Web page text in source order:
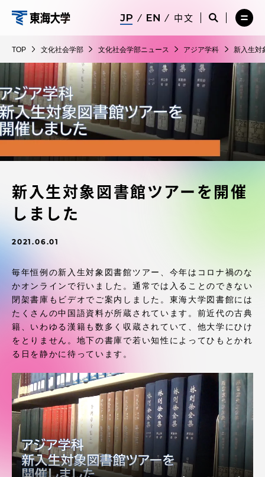
に
ス
キ
ッ
化
社
学
部
中文
サ
検
索
サ
イ
索
を
閉
じ
る
メ
ー
を
開
TOP 文化社会学部 文化社会学部ニュース アジア学科 新入生対
新入生対象図書館ツアーを開催
しました
2021.06.01
毎年恒例の新入生対象図書館ツアー、今年はコロナ禍のな
かオンラインで行いました。通常では入ることのできない
閉架書庫もビデオでご案内しました。東海大学図書館には
たくさんの中国語資料が所蔵されています。前近代の古典
籍、いわゆる漢籍も数多く収蔵されていて、他大学にひけ
をとりません。地下の書庫で若い知性によってひもとかれ
る日を静かに待っています。
メ
ニ
を
閉
じ
る
在学生・保護者向けポータル（TIPS）
受験・入学案内
教員・研究者ガイド
大学の概要
受験・入学案内
学生生活
グローバルネットワーク
学外連携
学園ネットワーク
各種情報・お問い合わせ